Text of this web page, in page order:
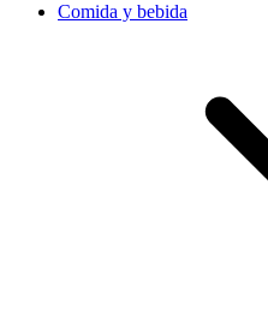
Comida y bebida